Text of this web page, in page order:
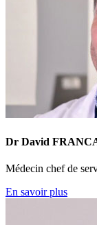
Dr David
Médecin chef de
En savoir plus